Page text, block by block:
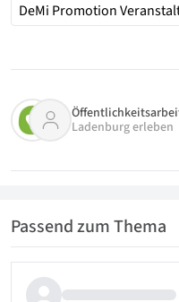
DeMi Promotion
Ladenburg erleben
Passend zum Thema